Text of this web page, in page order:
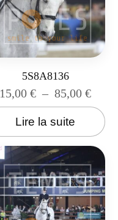
5S8A8136
15,00€ – 85,00€
Lire la suite